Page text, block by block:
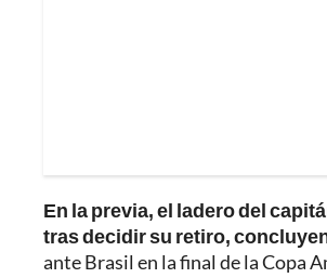
En la previa, el ladero del
tras decidir su retiro,
ante Brasil en la final de la Copa